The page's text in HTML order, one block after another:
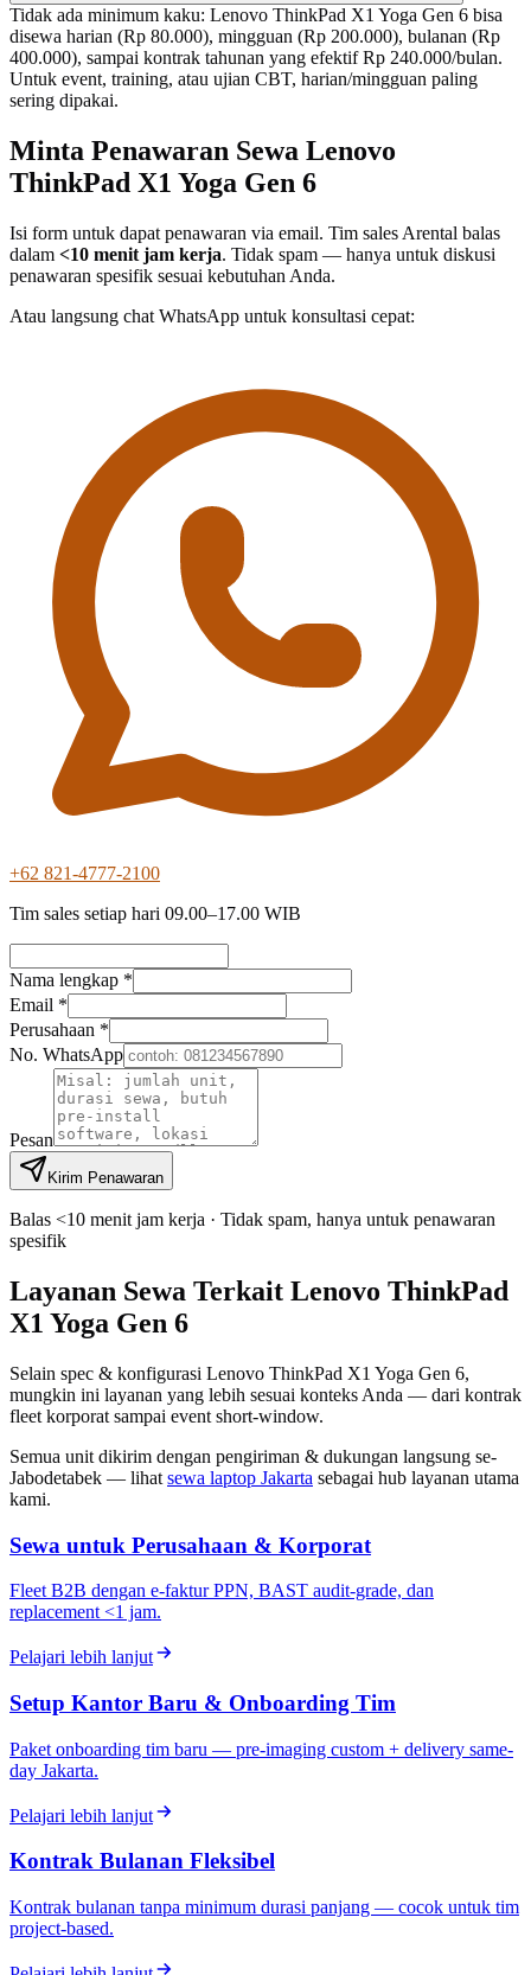
Tidak ada minimum kaku: Lenovo ThinkPad X1 Yoga Gen 6 bisa
disewa harian (Rp 80.000), mingguan (Rp 200.000), bulanan (Rp
400.000), sampai kontrak tahunan yang efektif Rp 240.000/bulan.
Untuk event, training, atau ujian CBT, harian/mingguan paling
sering dipakai.
Minta Penawaran Sewa Lenovo
ThinkPad X1 Yoga Gen 6
Isi form untuk dapat penawaran via email. Tim sales Arental balas
dalam <10 menit jam kerja. Tidak spam — hanya untuk diskusi
penawaran spesifik sesuai kebutuhan Anda.
Atau langsung chat WhatsApp untuk konsultasi cepat:
+62 821-4777-2100
Tim sales setiap hari 09.00–17.00 WIB
Nama lengkap *
Email *
Perusahaan *
No. WhatsApp
Pesan
Kirim Penawaran
Balas <10 menit jam kerja · Tidak spam, hanya untuk penawaran
spesifik
Layanan Sewa Terkait Lenovo ThinkPad
X1 Yoga Gen 6
Selain spec & konfigurasi Lenovo ThinkPad X1 Yoga Gen 6,
mungkin ini layanan yang lebih sesuai konteks Anda — dari kontrak
fleet korporat sampai event short-window.
Semua unit dikirim dengan pengiriman & dukungan langsung se-
Jabodetabek — lihat sewa laptop Jakarta sebagai hub layanan utama
kami.
Sewa untuk Perusahaan & Korporat
Fleet B2B dengan e-faktur PPN, BAST audit-grade, dan
replacement <1 jam.
Pelajari lebih lanjut
Setup Kantor Baru & Onboarding Tim
Paket onboarding tim baru — pre-imaging custom + delivery same-
day Jakarta.
Pelajari lebih lanjut
Kontrak Bulanan Fleksibel
Kontrak bulanan tanpa minimum durasi panjang — cocok untuk tim
project-based.